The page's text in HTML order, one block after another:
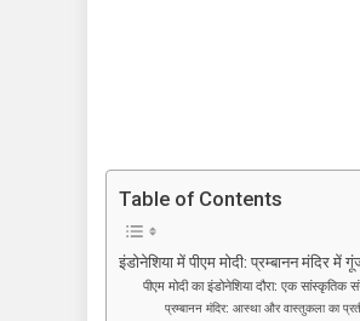
Table of Contents
इंडोनेशिया में पीएम मोदी: प्रम्बानन मंदिर
पीएम मोदी का इंडोनेशिया दौरा: एक सांस्कृतिक
प्रम्बानन मंदिर: आस्था और वास्तुकला का